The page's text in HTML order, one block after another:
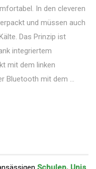
In den cleveren
und müssen auch
Das Prinzip ist
integriertem
mit dem linken
Bluetooth mit dem ...